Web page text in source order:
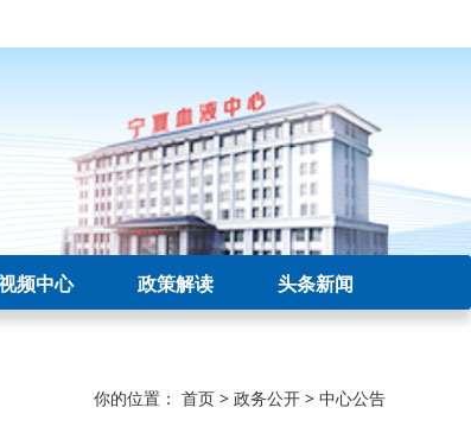
频中心 政策解读 头条新闻
你的位置： 首页 > 政务公开 > 中心公告